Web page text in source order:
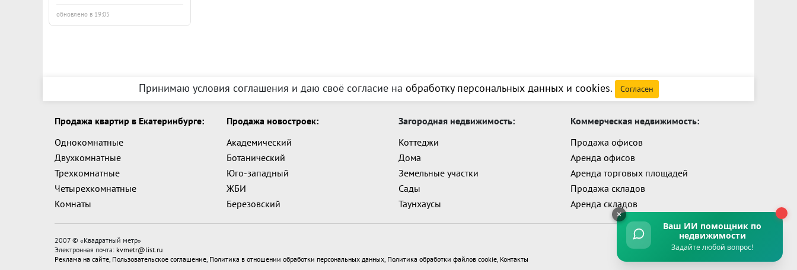
обновлено в 19:05
Принимаю условия соглашения и даю своё согласие на обработку персональных данных и cookies. Согласен
Продажа квартир в Екатеринбурге:
Однокомнатные
Двухкомнатные
Трехкомнатные
Четырехкомнатные
Комнаты
Продажа новостроек:
Академический
Ботанический
Юго-западный
ЖБИ
Березовский
Загородная недвижимость:
Коттеджи
Дома
Земельные участки
Сады
Таунхаусы
Коммерческая недвижимость:
Продажа офисов
Аренда офисов
Аренда торговых площадей
Продажа складов
Аренда складов
2007 © «Квадратный метр»
Электронная почта: kvmetr@list.ru
Реклама на сайте, Пользовательское соглашение, Политика в отношении обработки персональных данных, Политика обработки файлов cookie, Контакты
Ваш ИИ помощник по
недвижимости
Задайте любой вопрос!